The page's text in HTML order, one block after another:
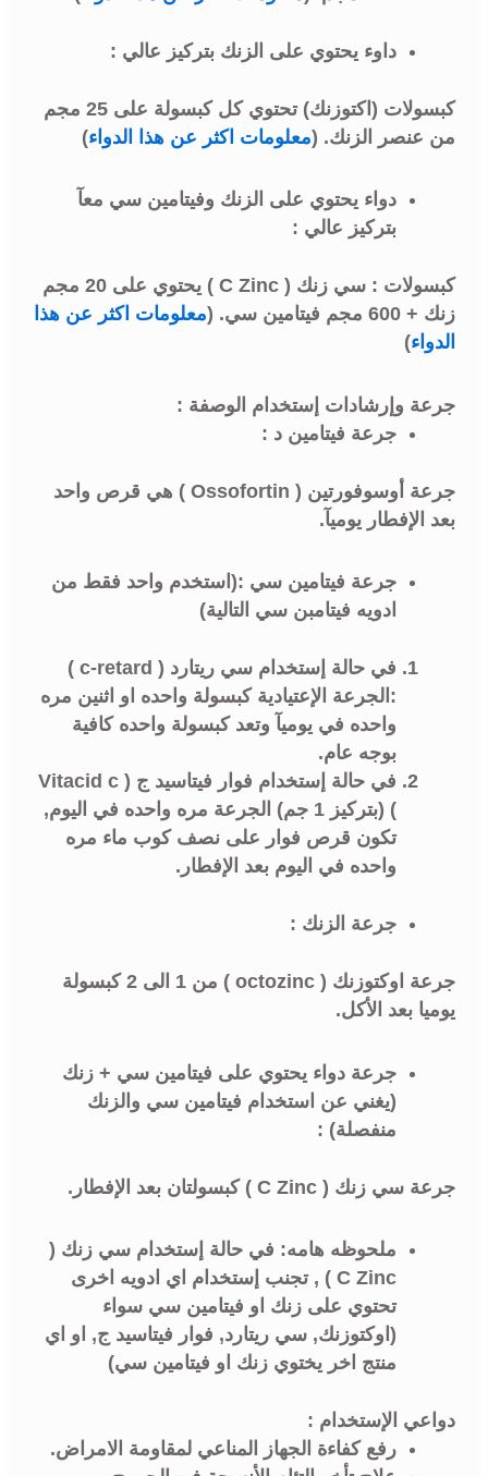
داوء يحتوي على الزنك بتركيز عالي :
كبسولات (اكتوزنك) تحتوي كل كبسولة على 25 مجم
من عنصر الزنك. (معلومات اكثر عن هذا الدواء)
دواء يحتوي على الزنك وفيتامين سي معآ
بتركيز عالي :
كبسولات : سي زنك ( C Zinc ) يحتوي على 20 مجم
زنك + 600 مجم فيتامين سي. (
معلومات اكثر عن هذا
الدواء)
جرعة وإرشادات إستخدام الوصفة :
جرعة فيتامين د :
جرعة أوسوفورتين ( Ossofortin ) هي قرص واحد
بعد الإفطار يوميآ.
جرعة فيتامين سي :(استخدم واحد فقط من
ادويه فيتامبن سي التالية)
في حالة إستخدام سي ريتارد ( c-retard )
:الجرعة الإعتيادية كبسولة واحده او اثنين مره
واحده في يوميآ وتعد كبسولة واحده كافية
بوجه عام.
في حالة إستخدام فوار فيتاسيد ج ( Vitacid c
) (بتركيز 1 جم) الجرعة مره واحده في اليوم,
تكون قرص فوار على نصف كوب ماء مره
واحده في اليوم بعد الإفطار.
جرعة الزنك :
جرعة اوكتوزنك ( octozinc ) من 1 الى 2 كبسولة
يوميا بعد الأكل.
جرعة دواء يحتوي على فيتامين سي + زنك
(يغني عن استخدام فيتامين سي والزنك
منفصلة) :
جرعة سي زنك ( C Zinc ) كبسولتان بعد الإفطار.
ملحوظه هامه: في حالة إستخدام سي زنك (
C Zinc ) , تجنب إستخدام اي ادويه اخرى
تحتوي على زنك او فيتامين سي سواء
(اوكتوزنك, سي ريتارد, فوار فيتاسيد ج, او اي
منتج اخر يختوي زنك او فيتامين سي)
دواعي الإستخدام :
رفع كفاءة الجهاز المناعي لمقاومة الامراض.